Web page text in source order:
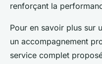
renforçant la
Pour en savoir plus sur
un accompagnement
service complet